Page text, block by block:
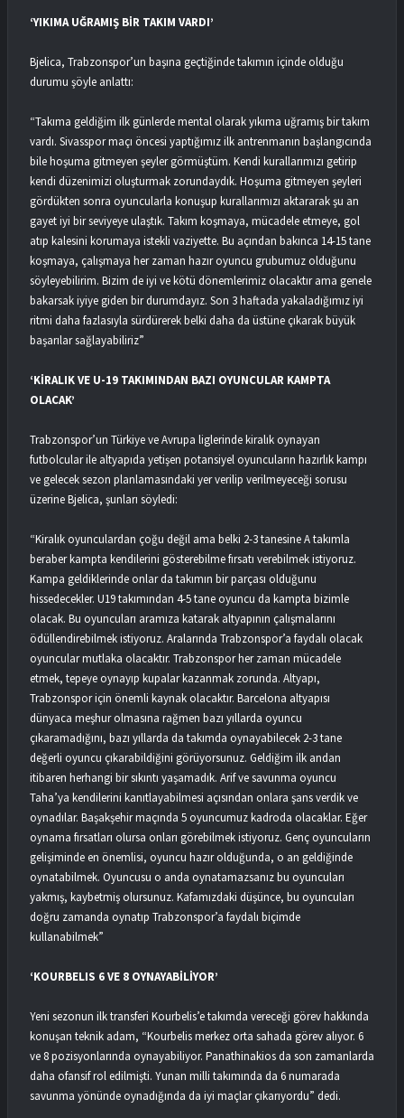
‘YIKIMA UĞRAMIŞ BİR TAKIM VARDI’
Bjelica, Trabzonspor’un başına geçtiğinde takımın içinde olduğu
durumu şöyle anlattı:
“Takıma geldiğim ilk günlerde mental olarak yıkıma uğramış bir takım
vardı. Sivasspor maçı öncesi yaptığımız ilk antrenmanın başlangıcında
bile hoşuma gitmeyen şeyler görmüştüm. Kendi kurallarımızı getirip
kendi düzenimizi oluşturmak zorundaydık. Hoşuma gitmeyen şeyleri
gördükten sonra oyuncularla konuşup kurallarımızı aktararak şu an
gayet iyi bir seviyeye ulaştık. Takım koşmaya, mücadele etmeye, gol
atıp kalesini korumaya istekli vaziyette. Bu açından bakınca 14-15 tane
koşmaya, çalışmaya her zaman hazır oyuncu grubumuz olduğunu
söyleyebilirim. Bizim de iyi ve kötü dönemlerimiz olacaktır ama genele
bakarsak iyiye giden bir durumdayız. Son 3 haftada yakaladığımız iyi
ritmi daha fazlasıyla sürdürerek belki daha da üstüne çıkarak büyük
başarılar sağlayabiliriz”
‘KİRALIK VE U-19 TAKIMINDAN BAZI OYUNCULAR KAMPTA
OLACAK’
Trabzonspor’un Türkiye ve Avrupa liglerinde kiralık oynayan
futbolcular ile altyapıda yetişen potansiyel oyuncuların hazırlık kampı
ve gelecek sezon planlamasındaki yer verilip verilmeyeceği sorusu
üzerine Bjelica, şunları söyledi:
“Kiralık oyunculardan çoğu değil ama belki 2-3 tanesine A takımla
beraber kampta kendilerini gösterebilme fırsatı verebilmek istiyoruz.
Kampa geldiklerinde onlar da takımın bir parçası olduğunu
hissedecekler. U19 takımından 4-5 tane oyuncu da kampta bizimle
olacak. Bu oyuncuları aramıza katarak altyapının çalışmalarını
ödüllendirebilmek istiyoruz. Aralarında Trabzonspor’a faydalı olacak
oyuncular mutlaka olacaktır. Trabzonspor her zaman mücadele
etmek, tepeye oynayıp kupalar kazanmak zorunda. Altyapı,
Trabzonspor için önemli kaynak olacaktır. Barcelona altyapısı
dünyaca meşhur olmasına rağmen bazı yıllarda oyuncu
çıkaramadığını, bazı yıllarda da takımda oynayabilecek 2-3 tane
değerli oyuncu çıkarabildiğini görüyorsunuz. Geldiğim ilk andan
itibaren herhangi bir sıkıntı yaşamadık. Arif ve savunma oyuncu
Taha’ya kendilerini kanıtlayabilmesi açısından onlara şans verdik ve
oynadılar. Başakşehir maçında 5 oyuncumuz kadroda olacaklar. Eğer
oynama fırsatları olursa onları görebilmek istiyoruz. Genç oyuncuların
gelişiminde en önemlisi, oyuncu hazır olduğunda, o an geldiğinde
oynatabilmek. Oyuncusu o anda oynatamazsanız bu oyuncuları
yakmış, kaybetmiş olursunuz. Kafamızdaki düşünce, bu oyuncuları
doğru zamanda oynatıp Trabzonspor’a faydalı biçimde
kullanabilmek”
‘KOURBELIS 6 VE 8 OYNAYABİLİYOR’
Yeni sezonun ilk transferi Kourbelis’e takımda vereceği görev hakkında
konuşan teknik adam, “Kourbelis merkez orta sahada görev alıyor. 6
ve 8 pozisyonlarında oynayabiliyor. Panathinakios da son zamanlarda
daha ofansif rol edilmişti. Yunan milli takımında da 6 numarada
savunma yönünde oynadığında da iyi maçlar çıkarıyordu” dedi.